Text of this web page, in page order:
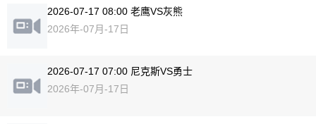
2026-07-17 08:00 老鹰VS灰熊
2026年-07月-17日
2026-07-17 07:00 尼克斯VS勇士
2026年-07月-17日